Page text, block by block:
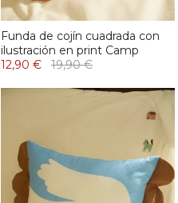
Funda de cojín cuadrada con
ilustración en print Camp
12,90 €
19,90 €